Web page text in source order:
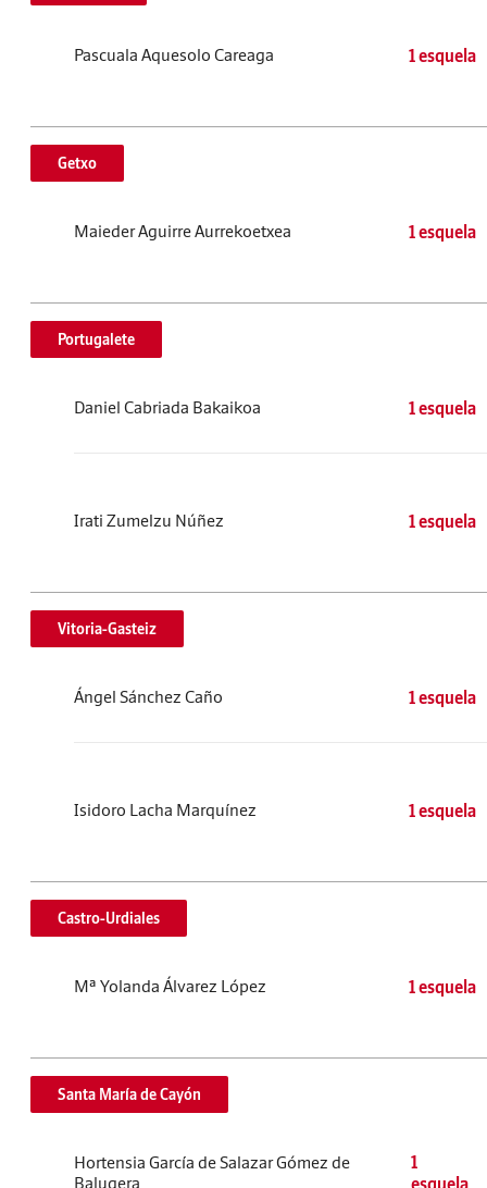
Pascuala Aquesolo Careaga 1 esquela
Getxo
Maieder Aguirre Aurrekoetxea 1 esquela
Portugalete
Daniel Cabriada Bakaikoa 1 esquela
Irati Zumelzu Núñez 1 esquela
Vitoria-Gasteiz
Ángel Sánchez Caño 1 esquela
Isidoro Lacha Marquínez 1 esquela
Castro-Urdiales
Mª Yolanda Álvarez López 1 esquela
Santa María de Cayón
Hortensia García de Salazar Gómez de
Balugera
1
esquela